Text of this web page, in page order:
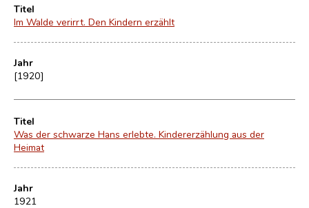
Titel
Im Walde verirrt. Den Kindern erzählt
Jahr
[1920]
Titel
Was der schwarze Hans erlebte. Kindererzählung aus der
Heimat
Jahr
1921